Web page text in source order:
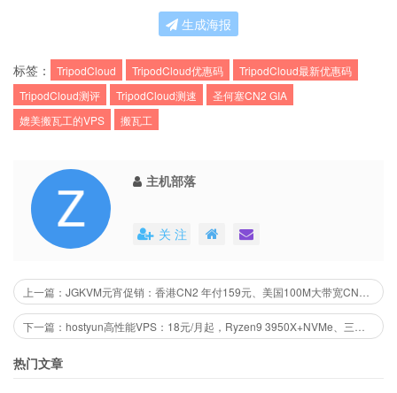
TripodCloud特价配置
圣何塞CN2 GIA-1024-STD20
内存：1 GB
空间：20 GB SSD
流量：1000 GB / 月（1Gbps端口）
IPv4：1
生成海报
标签： TripodCloud TripodCloud优惠码
TripodCloud最新优惠码
TripodCloud测评
TripodCloud测速
圣何塞CN2 GIA
媲美搬瓦工的VPS
搬瓦工
主机部落
关 注
热门文章